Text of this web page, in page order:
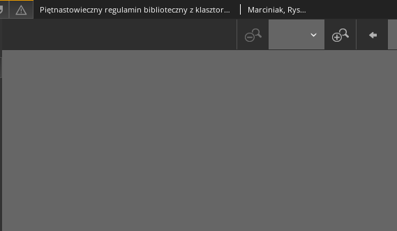
Piętnastowieczny regulamin biblioteczny z klasztoru kanoników regularnych w Trzemesznie Marciniak, Ryszard (1939-2009)